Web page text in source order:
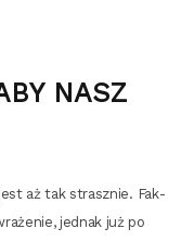
NASZ
aż tak strasz­nie. Fak­
jed­nak już po